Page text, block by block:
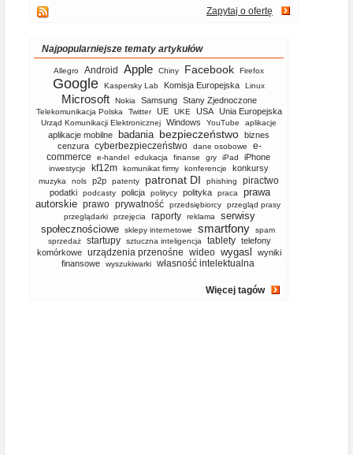
Zapytaj o ofertę
Najpopularniejsze tematy artykułów
Allegro Android Apple Chiny Facebook Firefox
Google Kaspersky Lab Komisja Europejska Linux
Microsoft Nokia Samsung Stany Zjednoczone
Telekomunikacja Polska Twitter UE UKE USA Unia Europejska
Urząd Komunikacji Elektronicznej Windows YouTube aplikacje
aplikacje mobilne badania bezpieczeństwo biznes
cenzura cyberbezpieczeństwo dane osobowe
e-
commerce
e-handel edukacja finanse gry iPad iPhone
inwestycje kf12m komunikat firmy konferencje konkursy
muzyka nols p2p patenty patronat DI phishing piractwo
podatki podcasty policja politycy polityka praca
prawa
autorskie prawo prywatność przedsiębiorcy
przegląd prasy
przeglądarki
przejęcia raporty reklama
serwisy
społecznościowe
sklepy internetowe smartfony
spam
sprzedaż
startupy sztuczna inteligencja tablety telefony
komórkowe
urządzenia przenośne wideo wygasl
wyniki
finansowe
wyszukiwarki własność intelektualna
Więcej tagów